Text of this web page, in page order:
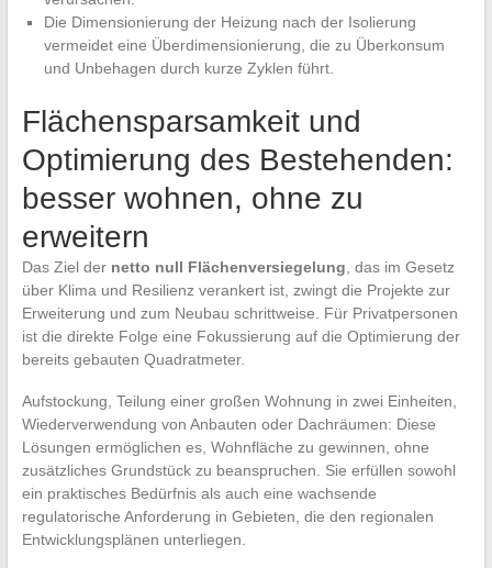
Die Dimensionierung der Heizung nach der Isolierung
vermeidet eine Überdimensionierung, die zu Überkonsum
und Unbehagen durch kurze Zyklen führt.
Flächensparsamkeit und
Optimierung des Bestehenden:
besser wohnen, ohne zu
erweitern
Das Ziel der netto null Flächenversiegelung , das im Gesetz
über Klima und Resilienz verankert ist, zwingt die Projekte zur
Erweiterung und zum Neubau schrittweise. Für Privatpersonen
ist die direkte Folge eine Fokussierung auf die Optimierung der
bereits gebauten Quadratmeter.
Aufstockung, Teilung einer großen Wohnung in zwei Einheiten,
Wiederverwendung von Anbauten oder Dachräumen: Diese
Lösungen ermöglichen es, Wohnfläche zu gewinnen, ohne
zusätzliches Grundstück zu beanspruchen. Sie erfüllen sowohl
ein praktisches Bedürfnis als auch eine wachsende
regulatorische Anforderung in Gebieten, die den regionalen
Entwicklungsplänen unterliegen.